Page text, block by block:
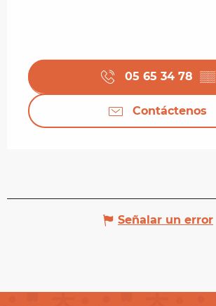
05 65 34 78 ▒▒
Contáctenos
Señalar un error